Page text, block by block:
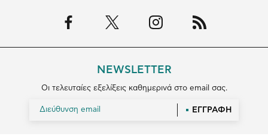
NEWSLETTER
Οι τελευταίες εξελίξεις καθημερινά στο email σας.
ΕΓΓΡΑΦΗ